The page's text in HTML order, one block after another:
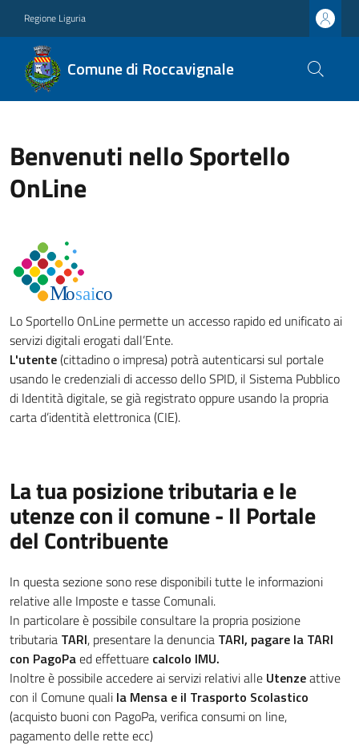
Regione Liguria
Comune di Roccavignale
Benvenuti nello Sportello
OnLine
Lo Sportello OnLine permette un accesso rapido ed unificato ai
servizi digitali erogati dall’Ente.
L'utente(cittadino o impresa) potrà autenticarsi sul portale
usando le credenziali di accesso dello SPID, il Sistema Pubblico
di Identità digitale, se già registrato oppure usando la propria
carta d’identità elettronica (CIE).
La tua posizione tributaria e le
utenze con il comune - Il Portale
del Contribuente
In questa sezione sono rese disponibili tutte le informazioni
relative alle Imposte e tasse Comunali.
In particolare è possibile consultare la propria posizione
tributaria TARI, presentare la denuncia TARI, pagare la TARI
con PagoPaed effettuare calcolo IMU.
Inoltre è possibile accedere ai servizi relativi alle Utenzeattive
con il Comune quali la Mensa e il Trasporto Scolastico
(acquisto buoni con PagoPa, verifica consumi on line,
pagamento delle rette ecc)